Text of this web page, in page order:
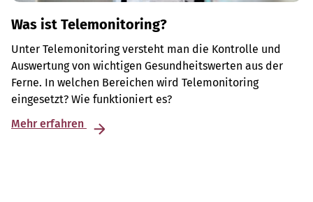
Was ist Telemonitoring?
Unter Telemonitoring versteht man die Kontrolle und
Auswertung von wichtigen Gesundheitswerten aus der
Ferne. In welchen Bereichen wird Telemonitoring
eingesetzt? Wie funktioniert es?
Mehr erfahren